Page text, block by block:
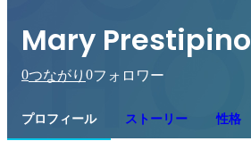
Mary Prestipino
0つながり 0フォロワー
プロフィール ストーリー 性格